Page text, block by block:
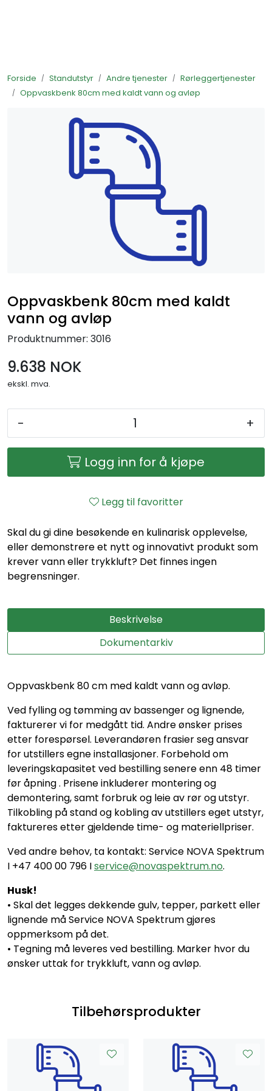
Forside Standutstyr Andre tjenester
Rørleggertjenester
Oppvaskbenk 80cm med kaldt vann og avløp
Oppvaskbenk 80cm med kaldt
vann og avløp
Produktnummer: 3016
9.638 NOK
ekskl. mva.
- +
Logg inn for å kjøpe
Legg til favoritter
Skal du gi dine besøkende en kulinarisk opplevelse,
eller demonstrere et nytt og innovativt produkt som
krever vann eller trykkluft? Det finnes ingen
begrensninger.
Beskrivelse
Dokumentarkiv
Oppvaskbenk 80 cm med kaldt vann og avløp.
Ved fylling og tømming av bassenger og lignende,
fakturerer vi for medgått tid. Andre ønsker prises
etter forespørsel. Leverandøren frasier seg ansvar
for utstillers egne installasjoner. Forbehold om
leveringskapasitet ved bestilling senere enn 48 timer
før åpning . Prisene inkluderer montering og
demontering, samt forbruk og leie av rør og utstyr.
Tilkobling på stand og kobling av utstillers eget utstyr,
faktureres etter gjeldende time- og materiellpriser.
Ved andre behov, ta kontakt: Service NOVA Spektrum
I +47 400 00 796 Iservice@novaspektrum.no.
Husk!
• Skal det legges dekkende gulv, tepper, parkett eller
lignende må Service NOVA Spektrum gjøres
oppmerksom på det.
• Tegning må leveres ved bestilling. Marker hvor du
ønsker uttak for trykkluft, vann og avløp.
Tilbehørsprodukter
Standutstyr
Bestill mat til standen